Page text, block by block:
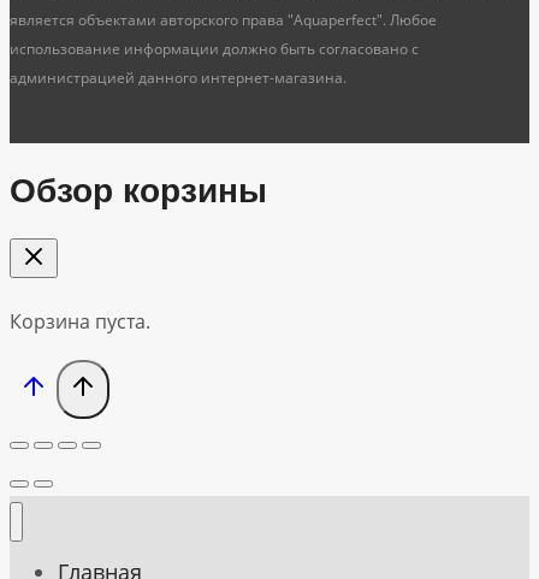
является объектами авторского права "Aquaperfect". Любое
использование информации должно быть согласовано с
администрацией данного интернет-магазина.
Обзор корзины
Корзина пуста.
Главная